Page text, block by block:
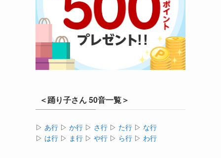
＜踊り子さん 50音一覧＞
▷ あ行 ▷ か行 ▷ さ行 ▷ た行 ▷ な行
▷ は行 ▷ ま行 ▷ や行 ▷ ら行 ▷ わ行